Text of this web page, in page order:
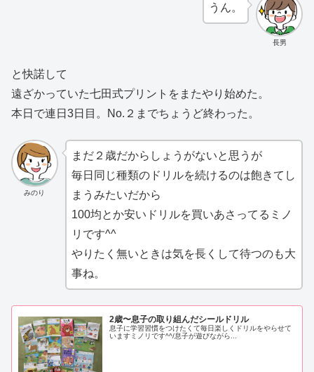
長男
うん。
と快諾して
遠ざかっていた七田式プリントをまたやり始めた。
本日で連日3日目。No.２までちょうど終わった。
みのり
まだ２歳だからしょうがないと思うが
毎日同じ種類のドリルを続けるのは飽きてし
まうみたいだから
100均とか安いドリルを買いあさってるミノ
リです^^
やりたく無いときは気を長くして待つのも大
事ね。
2歳〜息子の取り組んだシールドリル
息子に学習習慣をつけたくて毎日楽しくドリルをやらせて
いますミノリです^^/息子が遊びながら...